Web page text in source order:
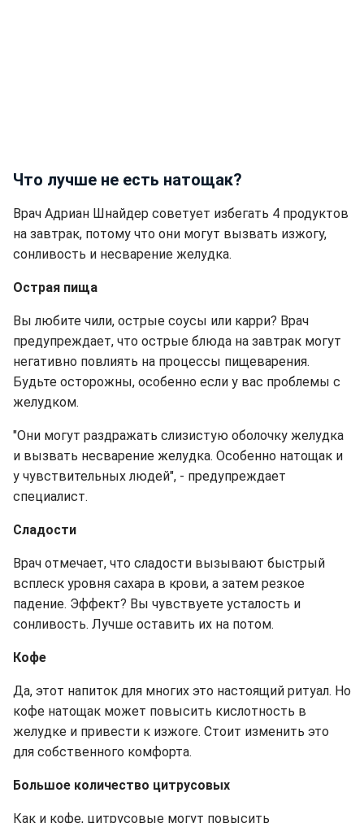
Что лучше не есть натощак?
Врач Адриан Шнайдер советует избегать 4 продуктов
на завтрак, потому что они могут вызвать изжогу,
сонливость и несварение желудка.
Острая пища
Вы любите чили, острые соусы или карри? Врач
предупреждает, что острые блюда на завтрак могут
негативно повлиять на процессы пищеварения.
Будьте осторожны, особенно если у вас проблемы с
желудком.
"Они могут раздражать слизистую оболочку желудка
и вызвать несварение желудка. Особенно натощак и
у чувствительных людей", - предупреждает
специалист.
Сладости
Врач отмечает, что сладости вызывают быстрый
всплеск уровня сахара в крови, а затем резкое
падение. Эффект? Вы чувствуете усталость и
сонливость. Лучше оставить их на потом.
Кофе
Да, этот напиток для многих это настоящий ритуал. Но
кофе натощак может повысить кислотность в
желудке и привести к изжоге. Стоит изменить это
для собственного комфорта.
Большое количество цитрусовых
Как и кофе, цитрусовые могут повысить